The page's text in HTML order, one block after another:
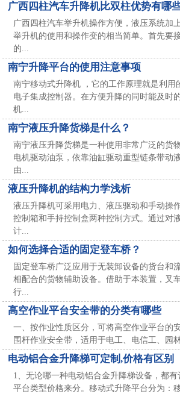
广西四柱汽车升降机比双柱优势有哪
广西四柱汽车举升机操作方便，液压系统加
举升机的使用和操作变的相当简单。首先要
的...
南宁升降平台的使用注意事项
南宁移动式升降机 ，它的工作原理就是利用
电子集成控制器。在方便升降的同时能及时
机...
南宁液压升降货梯是什么？
南宁液压升降货梯是一种使用非常广泛的货
电机驱动油泵，依靠油缸驱动重型链条带动
由...
液压升降机的结构力学浅析
液压升降机可采用电力、液压驱动和手动操
控制箱和手持控制盒两种控制方式。通过对
计...
如何选择合适的固定登车桥？
固定登车桥广泛应用于无装卸设备的货台和
相配合的货物辅助设备。借助于本装置，叉
行...
高空作业平台安全带的分类有哪些
一、按作业性质区分，可将高空作业平台的
围杆作业安全带，适用于电工、电信工、园
电动铝合金升降梯可定制,价格有区别
1、无论哪一种电动铝合金升降梯设备，都
平台类型价格来分。移动式升降平台分为：